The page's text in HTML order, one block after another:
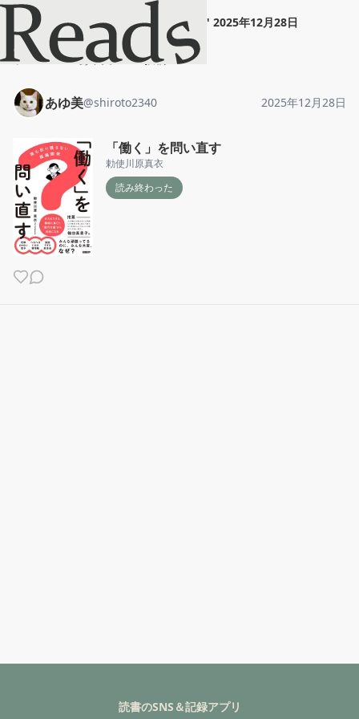
あゆ美"「働く」を問い直す " 2025年12月28日
ホーム あゆ美 投稿
あゆ美@shiroto2340 2025年12月28日
「働く」を問い直す
勅使川原真衣
読み終わった
読書のSNS＆記録アプリ